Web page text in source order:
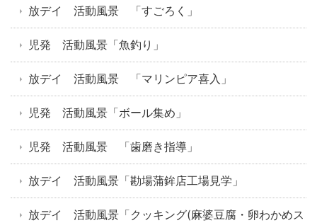
放デイ 活動風景 「すごろく」
児発 活動風景「魚釣り」
放デイ 活動風景 「マリンピア喜入」
児発 活動風景「ボール集め」
児発 活動風景 「歯磨き指導」
放デイ 活動風景「勘場蒲鉾店工場見学」
放デイ 活動風景「クッキング(麻婆豆腐・卵わかめス